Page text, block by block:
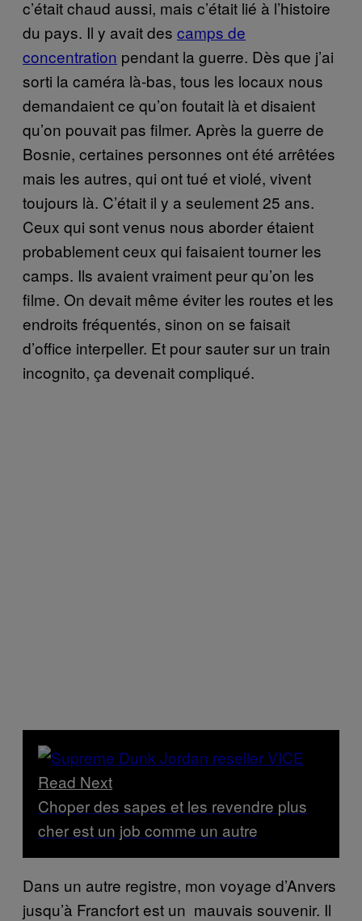
c’était chaud aussi, mais c’était lié à l’histoire
du pays. Il y avait des camps de
concentration pendant la guerre. Dès que j’ai
sorti la caméra là-bas, tous les locaux nous
demandaient ce qu’on foutait là et disaient
qu’on pouvait pas filmer. Après la guerre de
Bosnie, certaines personnes ont été arrêtées
mais les autres, qui ont tué et violé, vivent
toujours là. C’était il y a seulement 25 ans.
Ceux qui sont venus nous aborder étaient
probablement ceux qui faisaient tourner les
camps. Ils avaient vraiment peur qu’on les
filme. On devait même éviter les routes et les
endroits fréquentés, sinon on se faisait
d’office interpeller. Et pour sauter sur un train
incognito, ça devenait compliqué.
Read Next
Choper des sapes et les revendre plus
cher est un job comme un autre
Dans un autre registre, mon voyage d’Anvers
jusqu’à Francfort est un mauvais souvenir. Il